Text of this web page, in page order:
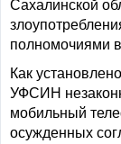
Сахалинской
полномочиями
Как
УФСИН
мобильный
осужденных